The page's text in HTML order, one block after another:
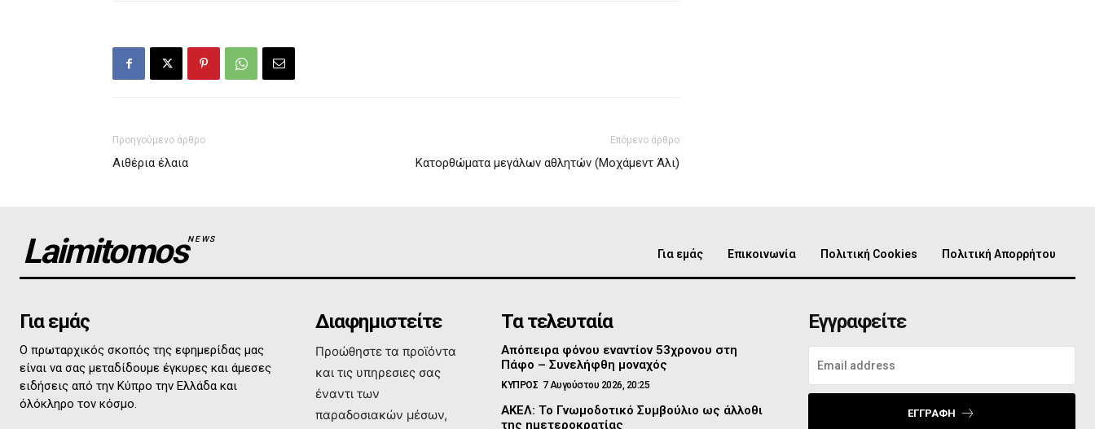
Προηγούμενο άρθρο
Αιθέρια έλαια
Επόμενο άρθρο
Κατορθώματα μεγάλων αθλητών (Μοχάμεντ Άλι)
LaimitomosNEWS
Για εμάς Επικοινωνία Πολιτική Cookies Πολιτική Απορρήτου
Για εμάς
Ο πρωταρχικός σκοπός της εφημερίδας μας
είναι να σας μεταδίδουμε έγκυρες και άμεσες
ειδήσεις από την Κύπρο την Ελλάδα και
όλόκληρο τον κόσμο.
Διαφημιστείτε
Προώθηστε τα προϊόντα
και τις υπηρεσιες σας
έναντι των
παραδοσιακών μέσων,
Τα τελευταία
Απόπειρα φόνου εναντίον 53χρονου στη
Πάφο – Συνελήφθη μοναχός
ΚΥΠΡΟΣ 7 Αυγούστου 2026, 20:25
ΑΚΕΛ: Το Γνωμοδοτικό Συμβούλιο ως άλλοθι
της ημετεροκρατίας
Εγγραφείτε
ΕΓΓΡΑΦΉ